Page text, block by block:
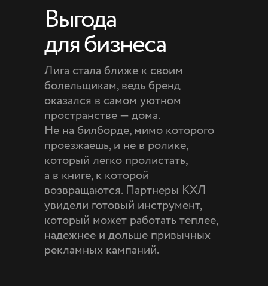
Выгода
для бизнеса
Лига стала ближе к своим
болельщикам, ведь бренд
оказался в самом уютном
пространстве — дома.
Не на билборде, мимо которого
проезжаешь, и не в ролике,
который легко пролистать,
а в книге, к которой
возвращаются. Партнеры КХЛ
увидели готовый инструмент,
который может работать теплее,
надежнее и дольше привычных
рекламных кампаний.